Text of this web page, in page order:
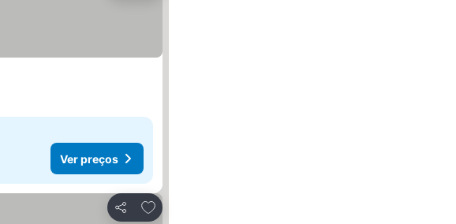
Ver preços
Partilhar
Adicionar aos favoritos